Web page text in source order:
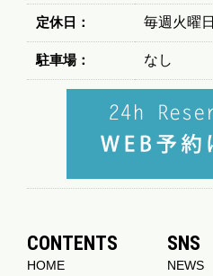
定休日： 毎週火曜日
駐車場： なし
CONTENTS
HOME
SNS
NEWS